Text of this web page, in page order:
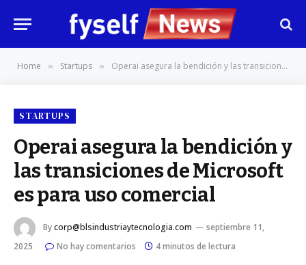
Home » Startups » Operai asegura la bendición y las transiciones de Microsoft es para uso comercial
STARTUPS
Operai asegura la bendición y
las transiciones de Microsoft
es para uso comercial
Bycorp@blsindustriaytecnologia.com
septiembre 11,
2025
No hay comentarios 4 minutos de lectura